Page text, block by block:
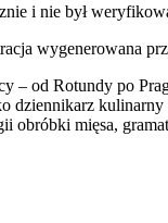
i nie był
wygenerowana
– od Rotundy po
obróbki mięsa,